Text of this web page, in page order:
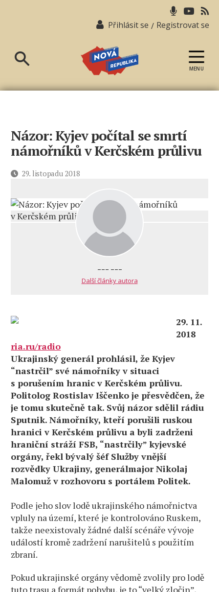
Přihlásit se / Registrovat se
republika
MENU
Názor: Kyjev počítal se smrtí
námořníků v Kerčském průlivu
Datum29. listopadu 2018
--- ---
Další články autora
29. 11.
2018
ria.ru/radio
Ukrajinský generál prohlásil, že Kyjev
“nastrčil” své námořníky v situaci
s porušením hranic v Kerčském průlivu.
Politolog Rostislav Iščenko je přesvědčen, že
je tomu skutečně tak. Svůj názor sdělil rádiu
Sputnik. Námořníky, kteří porušili ruskou
hranici v Kerčském průlivu a byli zadrženi
hraniční stráží FSB, “nastrčily” kyjevské
orgány, řekl bývalý šéf Služby vnější
rozvědky Ukrajiny, generálmajor Nikolaj
Malomuž v rozhovoru s portálem Politek.
Podle jeho slov lodě ukrajinského námořnictva
vpluly na území, které je kontrolováno Ruskem,
takže neexistovaly žádné další scénáře vývoje
událostí kromě zadržení narušitelů s použitím
zbraní.
Pokud ukrajinské orgány vědomě zvolily pro lodě
tuto trasu a formát pohybu, je to “velký zločin”,